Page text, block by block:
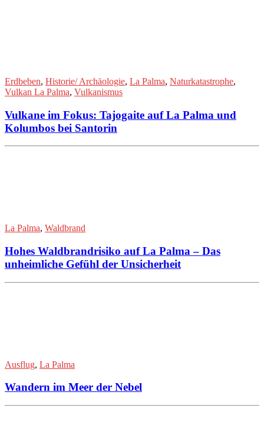
Erdbeben, Historie/ Archäologie, La Palma, Naturkatastrophe,
Vulkan La Palma, Vulkanismus
Vulkane im Fokus: Tajogaite auf La Palma und
Kolumbos bei Santorin
La Palma, Waldbrand
Hohes Waldbrandrisiko auf La Palma – Das
unheimliche Gefühl der Unsicherheit
Ausflug, La Palma
Wandern im Meer der Nebel